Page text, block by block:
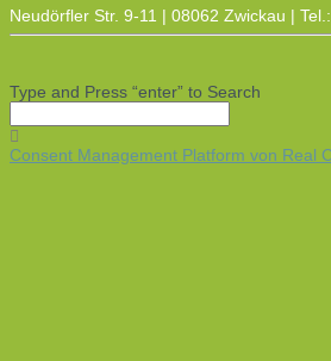
Neudörfler Str. 9-11 | 08062 Zwickau |
Type and Press “enter” to Search
Consent Management Platform von Real